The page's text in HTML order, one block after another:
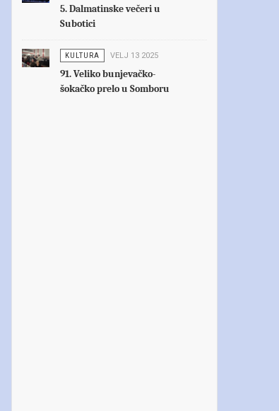
5. Dalmatinske večeri u
Subotici
KULTURA VELJ 13 2025
91. Veliko bunjevačko-
šokačko prelo u Somboru